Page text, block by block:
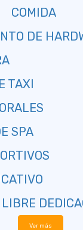
COMIDA
DE
TAXI
SPA
LIBRE
Ver más